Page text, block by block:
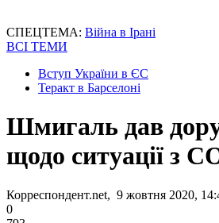
СПЕЦТЕМА: Війна в Ірані
ВСІ ТЕМИ
Вступ України в ЄС
Теракт в Барселоні
Шмигаль дав
щодо ситуації з
Корреспондент.net, 9 жовтня 2020,
0